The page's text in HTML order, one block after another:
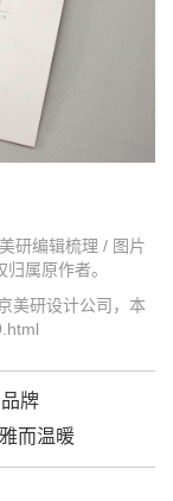
研编辑梳理 / 图片
属原作者。
美研设计公司，本
牌
而温暖